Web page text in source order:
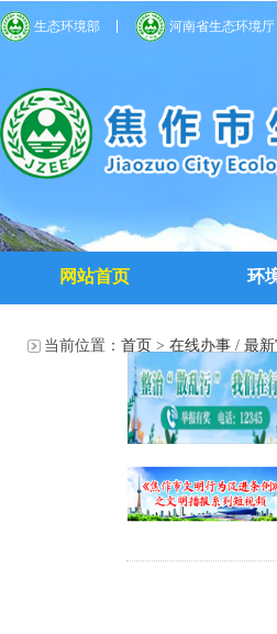
生态环境部 河南省生态环境厅
网站首页 环
当前位置： 首页 > 在线办事 / 最
焦作市生态环